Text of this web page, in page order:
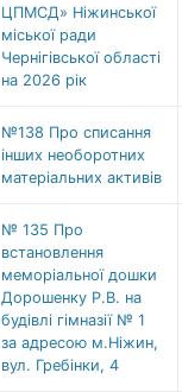
ЦПМСД» Ніжинської
міської ради
Чернігівської області
на 2026 рік
№138 Про списання
інших необоротних
матеріальних активів
№ 135 Про
встановлення
меморіальної дошки
Дорошенку Р.В. на
будівлі гімназії № 1
за адресою м.Ніжин,
вул. Гребінки, 4